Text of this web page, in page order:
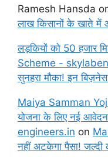
Ramesh Hansda
लाख किसानों के खाते
लड़कियों को 50 हजार
Scheme -
सुनहरा मौका! इन
Maiya Samman
योजना के लिए नई
engineers.in on
नहीं अटकेगा पैसा!